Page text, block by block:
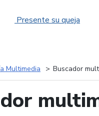
Presente su queja
Multimedia Buscador